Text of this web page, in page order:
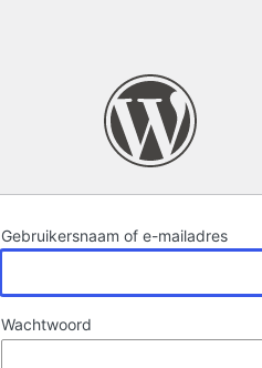
Gebruikersnaam of e-mailadres
Wachtwoord